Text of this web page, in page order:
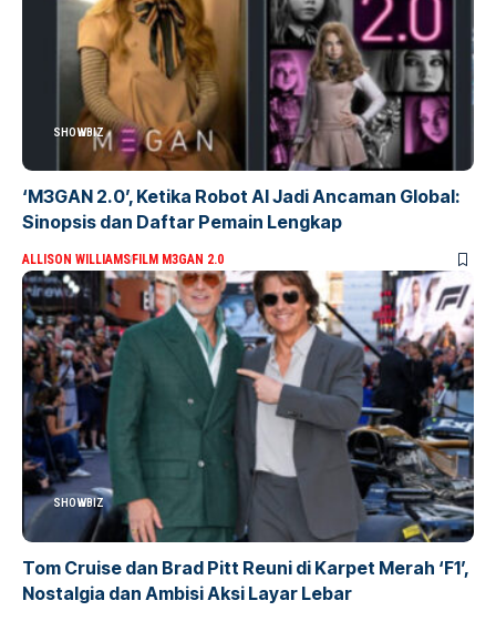
SHOWBIZ
‘M3GAN 2.0’, Ketika Robot AI Jadi Ancaman Global:
Sinopsis dan Daftar Pemain Lengkap
ALLISON WILLIAMSFILM M3GAN 2.0
SHOWBIZ
Tom Cruise dan Brad Pitt Reuni di Karpet Merah ‘F1’,
Nostalgia dan Ambisi Aksi Layar Lebar